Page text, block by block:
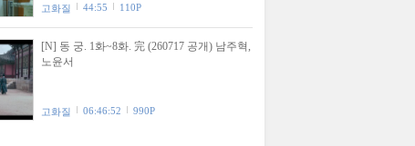
고화질 44:55 110P
[N] 동 궁. 1화~8화. 完 (260717 공개) 남주혁,
노윤서
고화질 06:46:52 990P